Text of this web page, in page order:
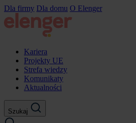
Przejdź
do
treści
Dla firmy Dla domu O Elenger
Kariera
Projekty UE
Strefa wiedzy
Komunikaty
Aktualności
Szukaj